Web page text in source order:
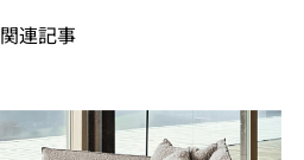
関連記事